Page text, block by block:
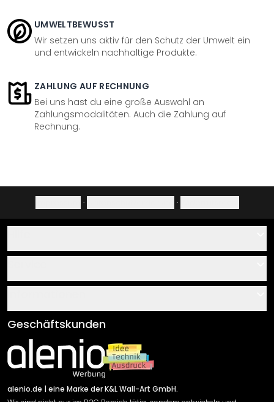
UMWELTBEWUSST
Wir setzen uns aktiv für den Schutz der Umwelt ein
und entwickeln nachhaltige Produkte.
ZAHLUNG AUF RECHNUNG
Bei uns hast du eine große Auswahl an
Zahlungsmodalitäten. Auch die Zahlung auf
Rechnung.
· ·
Über uns
Klebe- und Montageanleitungen
Newsletter An-/Abmeldung
Sendungsverfolgung
AGB
Impressum
Versand & Zahlung
Rücksendung
Geschäftskunden
alenio.de | eine Marke der K&L Wall-Art GmbH.